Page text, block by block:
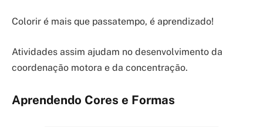
Colorir é mais que passatempo, é aprendizado!
Atividades assim ajudam no desenvolvimento da
coordenação motora e da concentração.
Aprendendo Cores e Formas